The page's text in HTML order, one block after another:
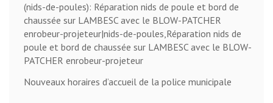
(nids-de-poules): Réparation nids de poule et bord de
chaussée sur LAMBESC avec le BLOW-PATCHER
enrobeur-projeteur|nids-de-poules,Réparation nids de
poule et bord de chaussée sur LAMBESC avec le BLOW-
PATCHER enrobeur-projeteur
Nouveaux horaires d’accueil de la police municipale